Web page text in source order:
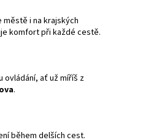
i na krajských
komfort při každé cestě.
ovládání, ať už míříš z
.
během delších cest.